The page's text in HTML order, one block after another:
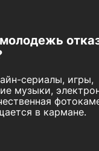
сериалы, игры,
музыки,
в кармане.